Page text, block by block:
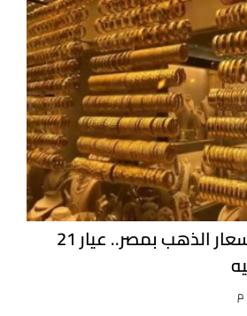
ارتفاع قوي في أسعار الذهب بمصر.. عيار 21